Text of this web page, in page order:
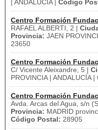
| ANDALUCÍA | Código
Centro Formación
RAFAEL ALBERTI, 2 |
Provincia: JAEN
23650
Centro Formación
C/ Vicente Aleixandre, 5 |
PROVINCIA | ANDALUCÍA |
Centro Formación
Avda. Arcas del Agua, s/n
Provincia: MADRID
Código Postal: 28905